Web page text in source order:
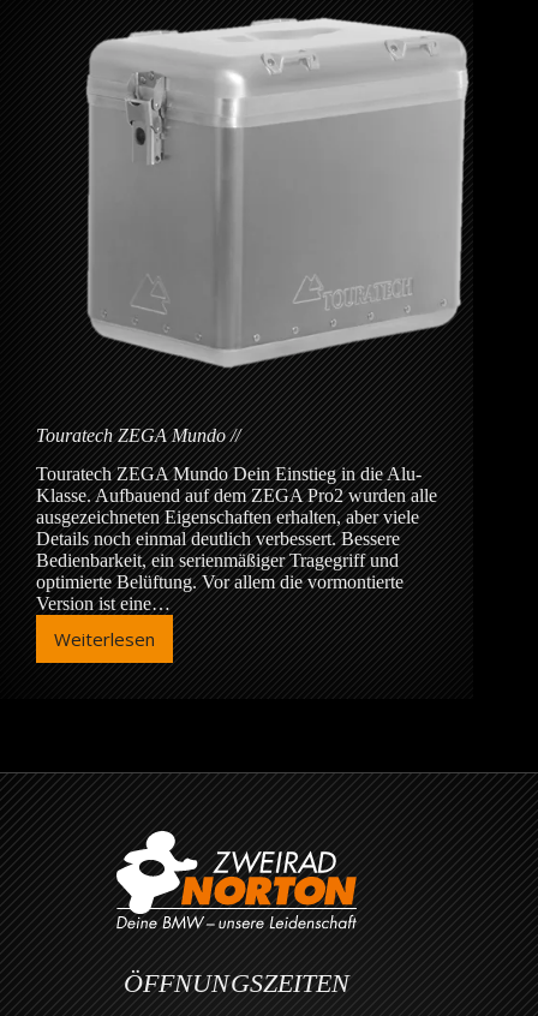
Touratech ZEGA Mundo
Touratech ZEGA Mundo Dein Einstieg in die Alu-
Klasse. Aufbauend auf dem ZEGA Pro2 wurden alle
ausgezeichneten Eigenschaften erhalten, aber viele
Details noch einmal deutlich verbessert. Bessere
Bedienbarkeit, ein serienmäßiger Tragegriff und
optimierte Belüftung. Vor allem die vormontierte
Version ist eine…
Weiterlesen
Touratech
Mundo
ÖFFNUNGSZEITEN